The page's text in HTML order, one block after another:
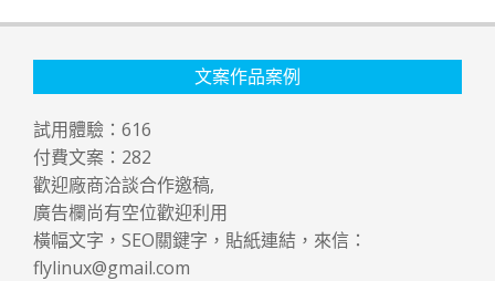
文案作品案例
試用體驗： 616
付費文案： 282
歡迎廠商洽談合作邀稿,
廣告欄尚有空位歡迎利用
橫幅文字，SEO關鍵字，貼紙連結，來信：
flylinux@gmail.com